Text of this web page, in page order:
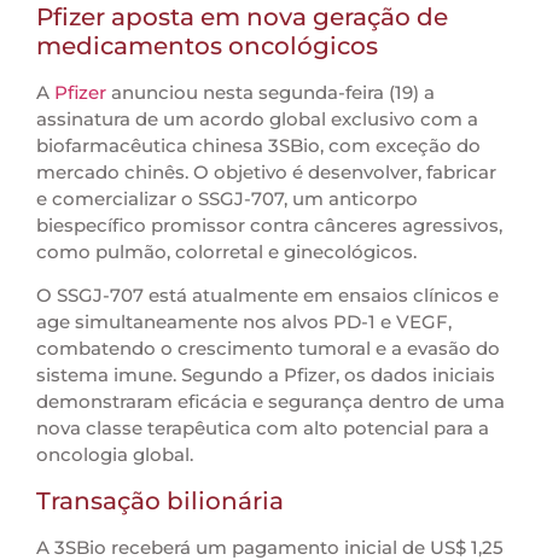
Pfizer aposta em nova geração de
medicamentos oncológicos
A Pfizer anunciou nesta segunda-feira (19) a
assinatura de um acordo global exclusivo com a
biofarmacêutica chinesa 3SBio, com exceção do
mercado chinês. O objetivo é desenvolver, fabricar
e comercializar o SSGJ-707, um anticorpo
biespecífico promissor contra cânceres agressivos,
como pulmão, colorretal e ginecológicos.
O SSGJ-707 está atualmente em ensaios clínicos e
age simultaneamente nos alvos PD-1 e VEGF,
combatendo o crescimento tumoral e a evasão do
sistema imune. Segundo a Pfizer, os dados iniciais
demonstraram eficácia e segurança dentro de uma
nova classe terapêutica com alto potencial para a
oncologia global.
Transação bilionária
A 3SBio receberá um pagamento inicial de US$ 1,25